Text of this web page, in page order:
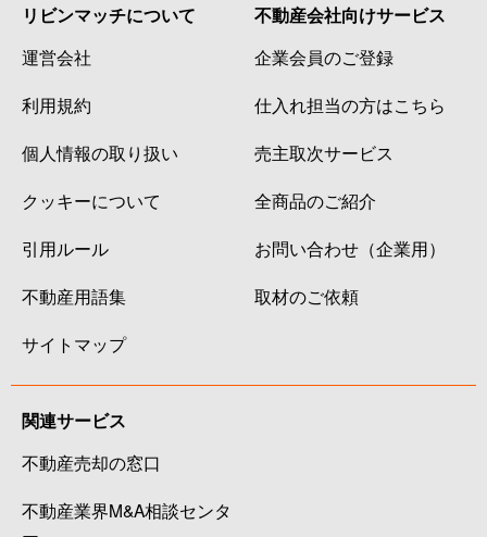
リビンマッチについて
運営会社
利用規約
個人情報の取り扱い
クッキーについて
引用ルール
不動産用語集
サイトマップ
不動産会社向けサービス
企業会員のご登録
仕入れ担当の方はこちら
売主取次サービス
全商品のご紹介
お問い合わせ（企業用）
取材のご依頼
関連サービス
不動産売却の窓口
不動産業界M&A相談センタ